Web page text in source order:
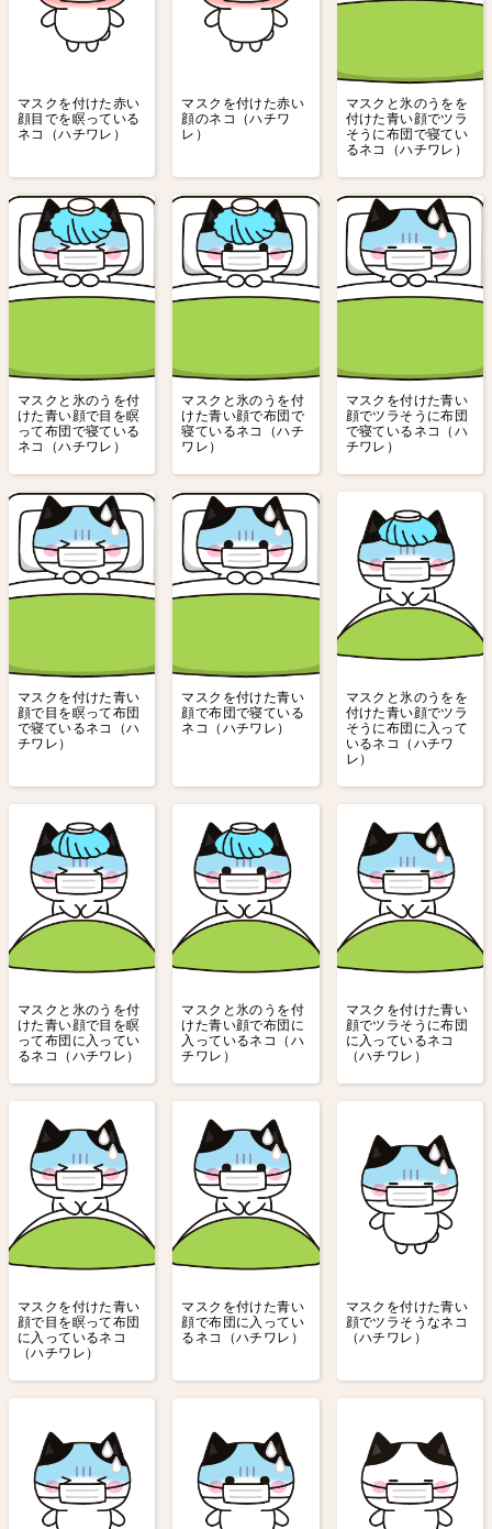
マスクを付けた赤い
顔目でを瞑っている
ネコ（ハチワレ）
マスクを付けた赤い
顔のネコ（ハチワ
レ）
マスクと氷のうをを
付けた青い顔でツラ
そうに布団で寝てい
るネコ（ハチワレ）
マスクと氷のうを付
けた青い顔で目を瞑
って布団で寝ている
ネコ（ハチワレ）
マスクと氷のうを付
けた青い顔で布団で
寝ているネコ（ハチ
ワレ）
マスクを付けた青い
顔でツラそうに布団
で寝ているネコ（ハ
チワレ）
マスクを付けた青い
顔で目を瞑って布団
で寝ているネコ（ハ
チワレ）
マスクを付けた青い
顔で布団で寝ている
ネコ（ハチワレ）
マスクと氷のうをを
付けた青い顔でツラ
そうに布団に入って
いるネコ（ハチワ
レ）
マスクと氷のうを付
けた青い顔で目を瞑
って布団に入ってい
るネコ（ハチワレ）
マスクと氷のうを付
けた青い顔で布団に
入っているネコ（ハ
チワレ）
マスクを付けた青い
顔でツラそうに布団
に入っているネコ
（ハチワレ）
マスクを付けた青い
顔で目を瞑って布団
に入っているネコ
（ハチワレ）
マスクを付けた青い
顔で布団に入ってい
るネコ（ハチワレ）
マスクを付けた青い
顔でツラそうなネコ
（ハチワレ）